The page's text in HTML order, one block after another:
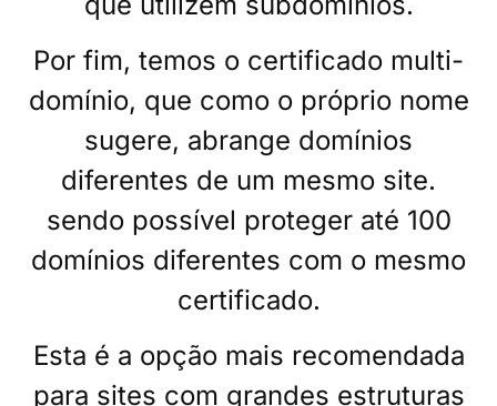
Por fim, temos o certificado multi-
domínio, que como o próprio nome
sugere, abrange domínios
diferentes de um mesmo site.
sendo possível proteger até 100
domínios diferentes com o mesmo
certificado.
Esta é a opção mais recomendada
para sites com grandes estruturas